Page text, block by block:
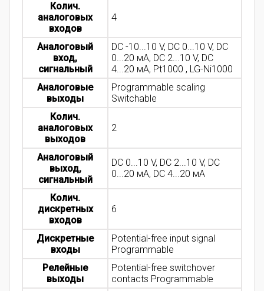
Колич.
аналоговых
входов
4
Аналоговый
вход,
сигнальный
DC -10...10 V, DC 0...10 V, DC
0...20 мA, DC 2...10 V, DC
4...20 мA, Pt1000 , LG-Ni1000
Аналоговые
выходы
Programmable scaling
Switchable
Колич.
аналоговых
выходов
2
Аналоговый
выход,
сигнальный
DC 0...10 V, DC 2...10 V, DC
0...20 мA, DC 4...20 мA
Колич.
дискретных
входов
6
Дискретные
входы
Potential-free input signal
Programmable
Релейные
выходы
Potential-free switchover
contacts Programmable